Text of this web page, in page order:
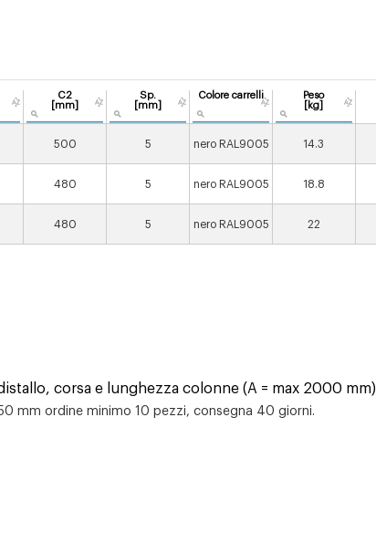
C2
[mm]
Sp.
[mm]
Colore carrelli
Peso
[kg]
500 5 nero RAL9005 14.3
480 5 nero RAL9005 18.8
480 5 nero RAL9005 22
corsa e lunghezza colonne (A = max 2000
mm ordine minimo 10 pezzi, consegna 40 giorni.